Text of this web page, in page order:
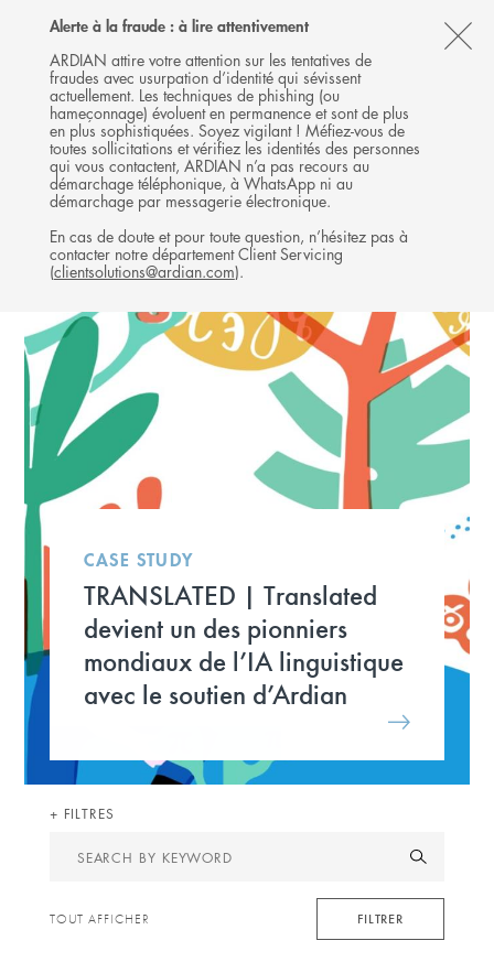
Alerte à la fraude : à lire attentivement
ARDIAN attire votre attention sur les tentatives de
fraudes avec usurpation d’identité qui sévissent
actuellement. Les techniques de phishing (ou
hameçonnage) évoluent en permanence et sont de plus
en plus sophistiquées. Soyez vigilant ! Méfiez-vous de
toutes sollicitations et vérifiez les identités des personnes
qui vous contactent, ARDIAN n’a pas recours au
démarchage téléphonique, à WhatsApp ni au
démarchage par messagerie électronique.
En cas de doute et pour toute question, n’hésitez pas à
contacter notre département Client Servicing
(clientsolutions@ardian.com).
Follow
Ardian
on
X
Follow
Ardian
on
LinkedIn
Follow
Ardian
on
YouTube
Ardian
on
Jobs
on
LinkedIn
MENU
INVESTISSEMENTS
GROWTH
CASE STUDY
TRANSLATED | Translated
devient un des pionniers
mondiaux de l’IA linguistique
avec le soutien d’Ardian
FILTRES
Search
keyword
FILTRER
TOUT AFFICHER